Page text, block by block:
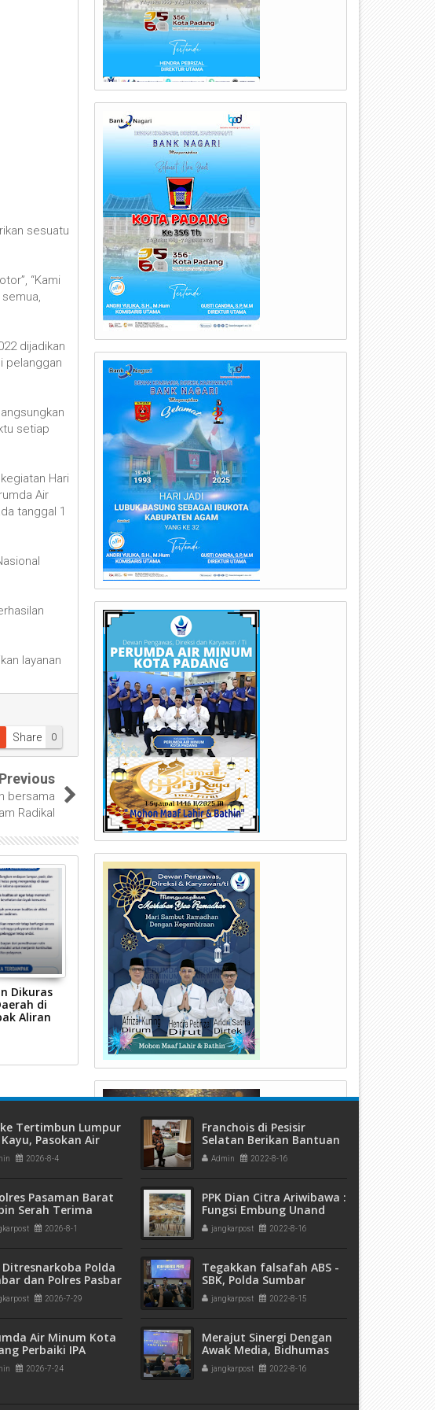
sesuatu
“Kami
dijadikan
pelanggan
setiap
Hari
Air
tanggal 1
layanan
0
Share
Previous
bersama
Radikal
Dikuras
di
Aliran
Sinergi BUMN dan Daerah: PT
Hutama Karya Percepat
Pemulihan Air Minum Warga
Padang
Tertimbun Lumpur
Pasokan Air
di Kota Padang
2026-8-4
Pasaman Barat
Serah Terima
PJU Polres dan
Sungai Beremas
2026-8-1
Polda
dan Polres Pasbar
Peredaran
30 Paket Ganja
2026-7-29
Air Minum Kota
Perbaiki IPA
Pangilun, 25 Ribu
Terdampak
2026-7-24
Franchois di Pesisir
Selatan Berikan Bantuan
Hukum Cuma- Cuma
Admin 2022-8-16
PPK Dian Citra Ariwibawa :
Fungsi Embung Unand
Sebagai Embung
Konservasi dan Air Baku
jangkarpost 2022-8-16
Tegakkan falsafah ABS -
SBK, Polda Sumbar
Komitmen Tanpa Judi di
Ranah Minang
jangkarpost 2022-8-15
Merajut Sinergi Dengan
Awak Media, Bidhumas
Polda Sumbar Gelar
Kemitraan
jangkarpost 2022-8-16